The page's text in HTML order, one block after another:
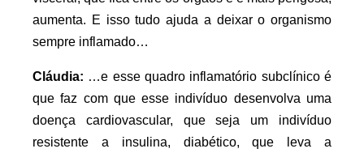
aumenta. E isso tudo ajuda a deixar o organismo
sempre inflamado…
Cláudia: …e esse quadro inflamatório subclínico é
que faz com que esse indivíduo desenvolva uma
doença cardiovascular, que seja um indivíduo
resistente a insulina, diabético, que leva a